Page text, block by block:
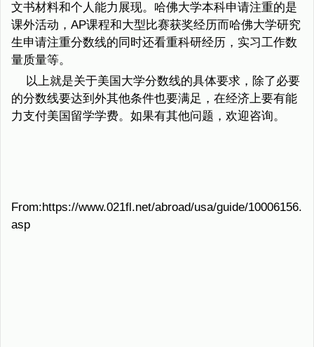
文书材料和个人能力展现。哈佛大学本科申请注重的是
课外活动，AP课程和大型比赛获奖经历而哈佛大学研究
生申请注重分数线的同时还看重科研经历，实习工作数
量质量等。
以上就是关于美国大学分数线的具体要求，除了必要
的分数线要达到外其他条件也要满足，在经济上要有能
力支付美国留学学费。如果有其他问题，欢迎咨询。
From:https://www.021fl.net/abroad/usa/guide/10006156.
asp